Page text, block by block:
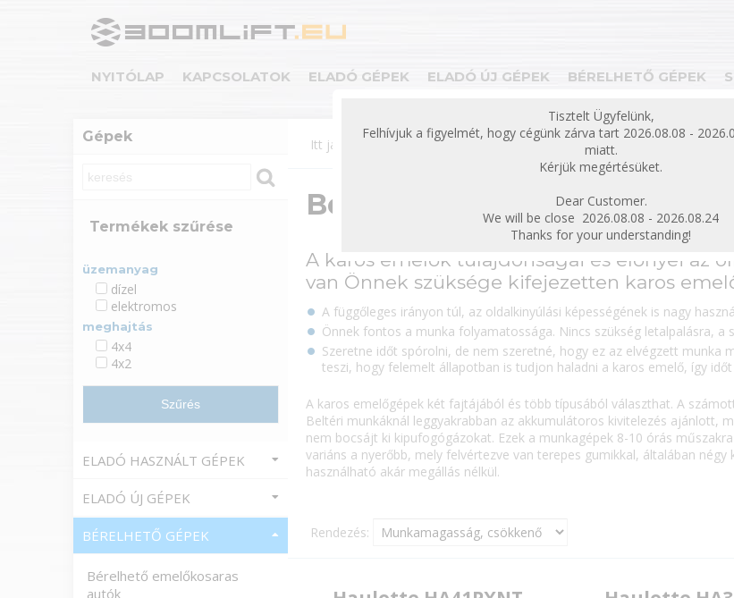
Tisztelt Ügyfelünk,
Felhívjuk a figyelmét, hogy cégünk zárva tart 2026.08.08 -
miatt.
Kérjük megértésüket.
Dear Customer.
We will be close 2026.08.08 - 2026.08.24
Thanks for your understanding!
NYITÓLAP KAPCSOLATOK ELADÓ GÉPEK ELADÓ ÚJ GÉPEK BÉRELHETŐ GÉPEK
Itt járok: Gépek Bérelhető gépek Bérelhető karos emelők
Bérelhető karos emelők
A karos emelők tulajdonságai és előnyei az
van Önnek szüksége kifejezetten karos
A függőleges irányon túl, az oldalkinyúlási képességének is nagy
Önnek fontos a munka folyamatossága. Nincs szükség letalpalásra, a
Szeretne időt spórolni, de nem szeretné, hogy ez az elvégzett munka
teszi, hogy felemelt állapotban is tudjon haladni a karos emelő, így
A karos emelőgépek két fajtájából és több típusából választhat. A
Beltéri munkáknál leggyakrabban az akkumulátoros kivitelezés ajánlott,
nem bocsájt ki kipufogógázokat. Ezek a munkagépek 8-10 órás
variáns a nyerőbb, mely felvértezve van terepes gumikkal, általában
használható akár megállás nélkül.
Rendezés:
Gépek
Termékek szűrése
üzemanyag
dízel
elektromos
meghajtás
4x4
4x2
ELADÓ HASZNÁLT GÉPEK
ELADÓ ÚJ GÉPEK
BÉRELHETŐ GÉPEK
Bérelhető emelőkosaras
autók